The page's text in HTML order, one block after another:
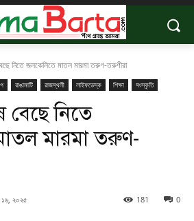
নিতে জলকেলিতে মাতল মারমা তরুণ-তরুণীরা
রাঙামাটি রাজস্থলী লাইফডেস্ক শিক্ষা সংস্কৃতি
বেছে নিতে
মারমা তরুণ-
১৬, ২০২৫ 0
181